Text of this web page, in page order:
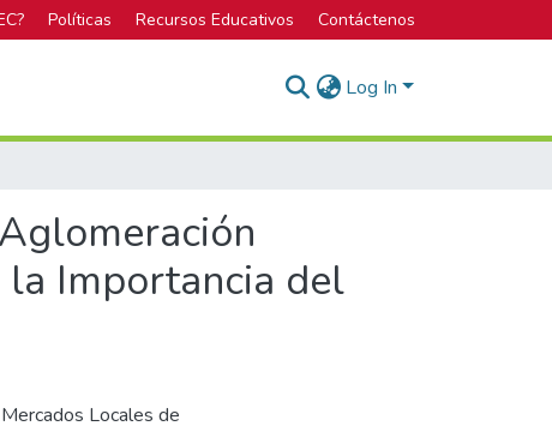
Políticas Recursos Educativos Contáctenos
Log In
la Importancia del
Locales de